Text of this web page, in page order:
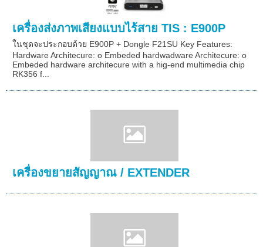
เครื่องส่งภาพเสียงแบบไร้สาย TIS : E900P
ในชุดจะประกอบด้วย E900P + Dongle F21SU Key Features:
Hardware Architecure: o Embeded hardwadware Architecure: o
Embeded hardware architecure with a hig-end multimedia chip
RK356 f...
เครื่องขยายสัญญาณ / EXTENDER